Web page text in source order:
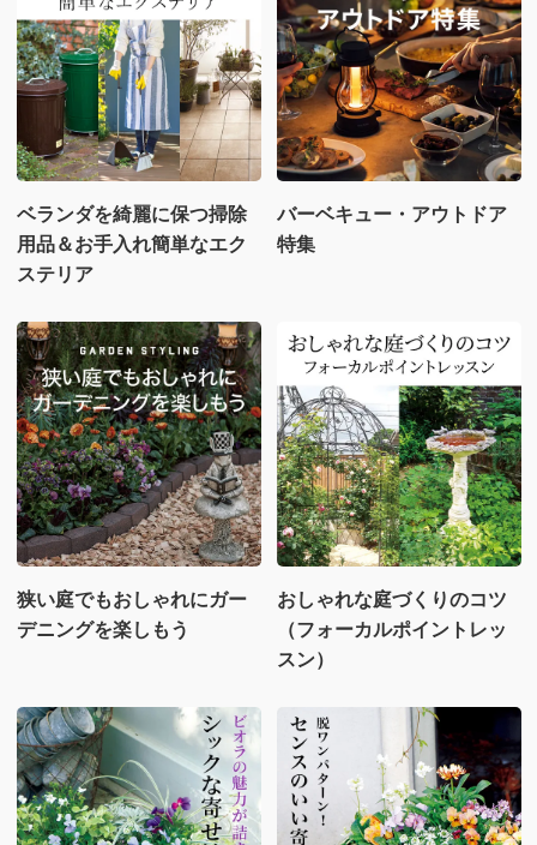
ベランダを綺麗に保つ掃除
用品＆お手入れ簡単なエク
ステリア
バーベキュー・アウトドア
特集
狭い庭でもおしゃれにガー
デニングを楽しもう
おしゃれな庭づくりのコツ
（フォーカルポイントレッ
スン）